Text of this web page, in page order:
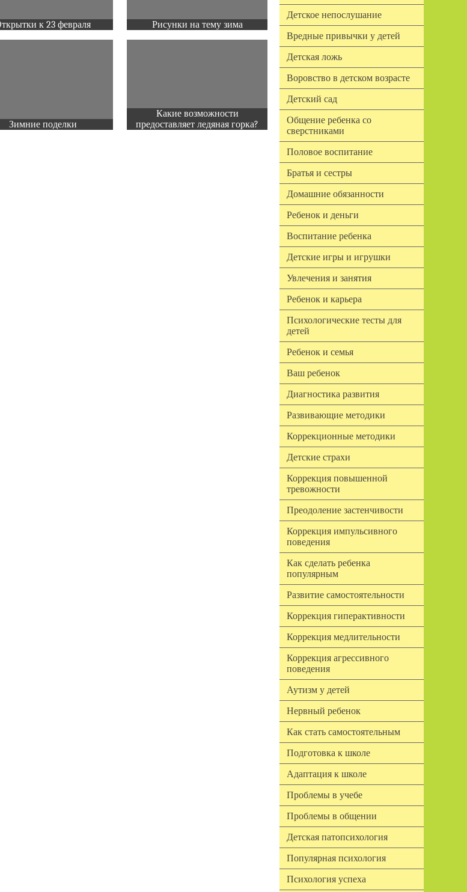
к 23 февраля Рисунки на тему зима
Зимние поделки
Какие возможности
предоставляет ледяная горка?
Детское непослушание
Вредные привычки у детей
Детская ложь
Воровство в детском возрасте
Детский сад
Общение ребенка со
сверстниками
Половое воспитание
Братья и сестры
Домашние обязанности
Ребенок и деньги
Воспитание ребенка
Детские игры и игрушки
Увлечения и занятия
Ребенок и карьера
Психологические тесты для
детей
Ребенок и семья
Ваш ребенок
Диагностика развития
Развивающие методики
Коррекционные методики
Детские страхи
Коррекция повышенной
тревожности
Преодоление застенчивости
Коррекция импульсивного
поведения
Как сделать ребенка
популярным
Развитие самостоятельности
Коррекция гиперактивности
Коррекция медлительности
Коррекция агрессивного
поведения
Аутизм у детей
Нервный ребенок
Как стать самостоятельным
Подготовка к школе
Адаптация к школе
Проблемы в учебе
Проблемы в общении
Детская патопсихология
Популярная психология
Психология успеха